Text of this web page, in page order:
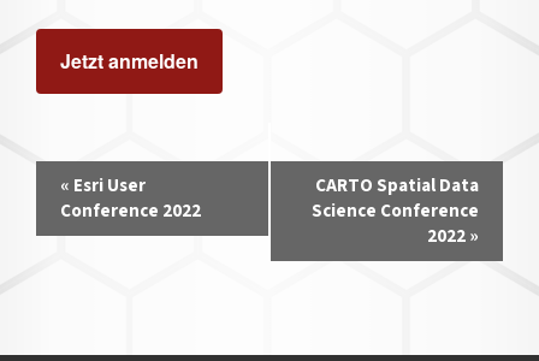
Jetzt anmelden
Veranstaltung-
Navigation
« Esri User
Conference 2022
CARTO Spatial Data
Science Conference
2022»